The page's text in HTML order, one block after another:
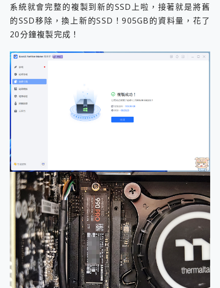
系統就會完整的複製到新的SSD上啦，接著就是將舊
的SSD移除，換上新的SSD！905GB的資料量，花了
20分鐘複製完成！